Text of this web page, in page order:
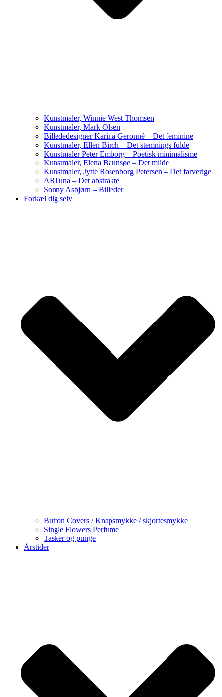
Kunstmaler, Winnie West Thomsen
Kunstmaler, Mark Olsen
Billededesigner Karina Geronné – Det feminine
Kunstmaler, Ellen Birch – Det stemnings fulde
Kunstmaler Peter Emborg – Poetisk minimalisme
Kunstmaler, Elena Baunsøe – Det milde
Kunstmaler, Jytte Rosenborg Petersen – Det farverige
ARTuna – Det abstrakte
Sonny Asbjørn – Billeder
Forkæl dig selv
Button Covers / Knapsmykke / skjortesmykke
Single Flowers Perfume
Tasker og punge
Årstider